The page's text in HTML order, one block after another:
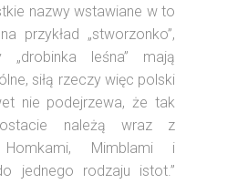
nazwy wstawiane w to
przykład „stworzonko”,
„drobinka leśna” mają
siłą rzeczy więc polski
nie podejrzewa, że tak
należą wraz z
Homkami, Mimblami i
jednego rodzaju istot.”